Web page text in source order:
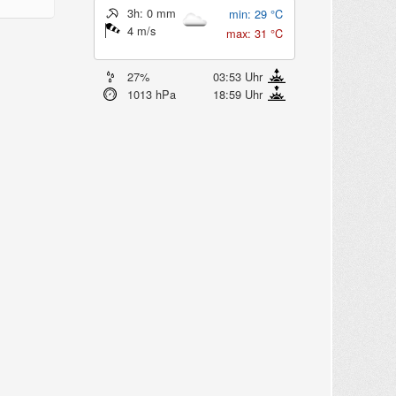
3h: 0 mm
4 m/s
min: 29 °C
max: 31 °C
27%
03:53 Uhr
1013 hPa
18:59 Uhr